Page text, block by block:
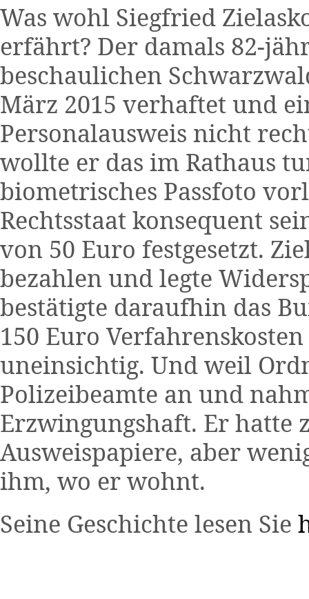
Was wohl Siegfried
erfährt? Der damals 82-
beschaulichen
März 2015 verhaftet und
Personalausweis nicht
wollte er das im Rathaus
biometrisches Passfoto
Rechtsstaat konsequent
von 50 Euro festgesetzt.
bezahlen und legte
bestätigte daraufhin das
150 Euro
uneinsichtig. Und weil
Polizeibeamte an und
Erzwingungshaft. Er hatte
Ausweispapiere, aber
ihm, wo er wohnt.
Seine Geschichte lesen Sie